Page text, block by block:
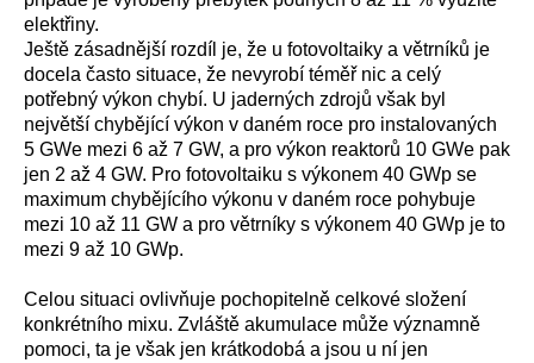
elektřiny.
Ještě zásadnější rozdíl je, že u fotovoltaiky a větrníků je
docela často situace, že nevyrobí téměř nic a celý
potřebný výkon chybí. U jaderných zdrojů však byl
největší chybějící výkon v daném roce pro instalovaných
5 GWe mezi 6 až 7 GW, a pro výkon reaktorů 10 GWe pak
jen 2 až 4 GW. Pro fotovoltaiku s výkonem 40 GWp se
maximum chybějícího výkonu v daném roce pohybuje
mezi 10 až 11 GW a pro větrníky s výkonem 40 GWp je to
mezi 9 až 10 GWp.
Celou situaci ovlivňuje pochopitelně celkové složení
konkrétního mixu. Zvláště akumulace může významně
pomoci, ta je však jen krátkodobá a jsou u ní jen